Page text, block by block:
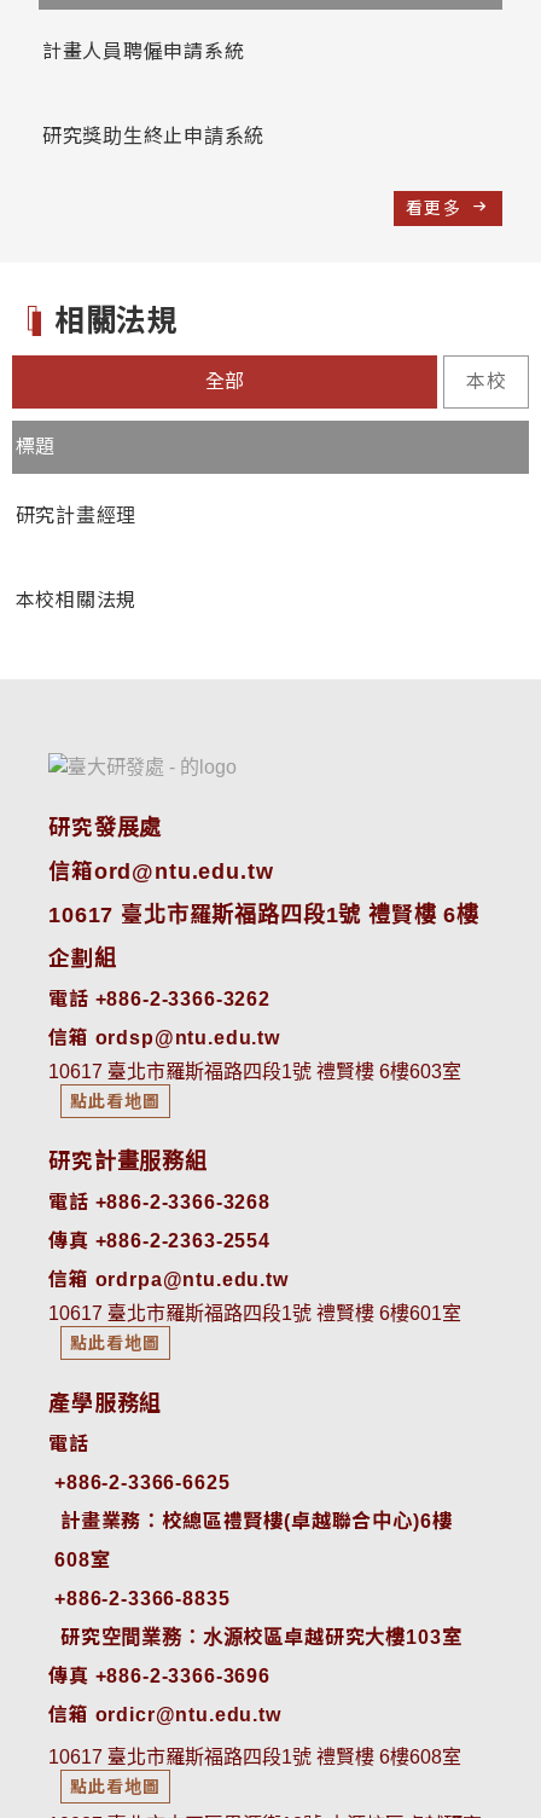
計畫人員聘僱申請系統
研究獎助生終止申請系統
看更多
相關法規
全部 本校
標題
研究計畫經理
本校相關法規
研究發展處
信箱ord@ntu.edu.tw
10617 臺北市羅斯福路四段1號 禮賢樓 6樓
企劃組
電話 +886-2-3366-3262
信箱 ordsp@ntu.edu.tw
10617 臺北市羅斯福路四段1號 禮賢樓 6樓603室
點此看地圖
研究計畫服務組
電話 +886-2-3366-3268
傳真 +886-2-2363-2554
信箱 ordrpa@ntu.edu.tw
10617 臺北市羅斯福路四段1號 禮賢樓 6樓601室
點此看地圖
產學服務組
電話
+886-2-3366-6625
計畫業務：校總區禮賢樓(卓越聯合中心)6樓
608室
+886-2-3366-8835
研究空間業務：水源校區卓越研究大樓103室
傳真 +886-2-3366-3696
信箱 ordicr@ntu.edu.tw
10617 臺北市羅斯福路四段1號 禮賢樓 6樓608室
點此看地圖